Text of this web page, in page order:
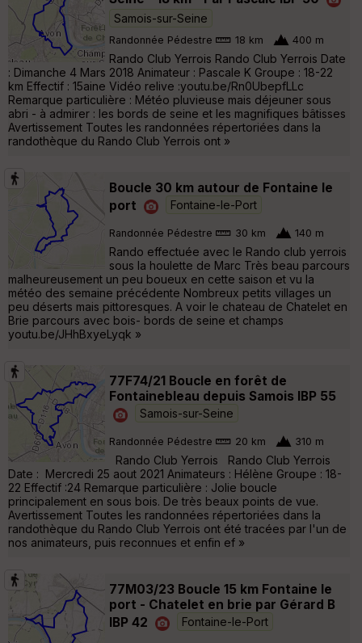
Samois-sur-Seine
Randonnée Pédestre 18 km 400 m
Rando Club Yerrois Rando Club Yerrois Date
: Dimanche 4 Mars 2018 Animateur : Pascale K Groupe : 18-22
km Effectif : 15aine Vidéo relive :youtu.be/Rn0UbepfLLc
Remarque particulière : Météo pluvieuse mais déjeuner sous
abri - à admirer : les bords de seine et les magnifiques bâtisses
Avertissement Toutes les randonnées répertoriées dans la
randothèque du Rando Club Yerrois ont »
Boucle 30 km autour de Fontaine le
port
Fontaine-le-Port
Randonnée Pédestre 30 km 140 m
Rando effectuée avec le Rando club yerrois
sous la houlette de Marc Très beau parcours
malheureusement un peu boueux en cette saison et vu la
météo des semaine précédente Nombreux petits villages un
peu déserts mais pittoresques. A voir le chateau de Chatelet en
Brie parcours avec bois- bords de seine et champs
youtu.be/JHhBxyeLyqk »
77F74/21 Boucle en forêt de
Fontainebleau depuis Samois IBP 55
Samois-sur-Seine
Randonnée Pédestre 20 km 310 m
Rando Club Yerrois Rando Club Yerrois
Date : Mercredi 25 aout 2021 Animateurs : Hélène Groupe : 18-
22 Effectif :24 Remarque particulière : Jolie boucle
principalement en sous bois. De très beaux points de vue.
Avertissement Toutes les randonnées répertoriées dans la
randothèque du Rando Club Yerrois ont été tracées par l'un de
nos animateurs, puis reconnues et enfin ef »
77M03/23 Boucle 15 km Fontaine le
port - Chatelet en brie par Gérard B
IBP 42
Fontaine-le-Port